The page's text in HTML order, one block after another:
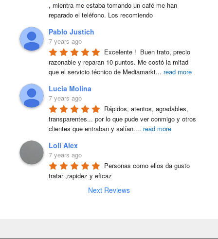
, mientra me estaba tomando un café me han
reparado el teléfono. Los recomiendo
Pablo Justich
7 years ago
Excelente !  Buen trato, precio
razonable y reparan 10 puntos. Me costó la mitad
que el servicio técnico de Mediamarkt... read more
Lucia Molina
7 years ago
Rápidos, atentos, agradables,
transparentes... por lo que pude ver conmigo y otros
clientes que entraban y salían.... read more
Loli Alex
7 years ago
Personas como ellos da gusto
tratar ,rapidez y eficaz
Next Reviews